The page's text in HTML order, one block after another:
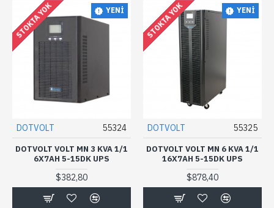
YENI
STOKTA YOK
DOTVOLT 55324
DOTVOLT VOLT MN 3 KVA 1/1
6X7AH 5-15DK UPS
$382,80
YENI
STOKTA YOK
DOTVOLT 55325
DOTVOLT VOLT MN 6 KVA 1/1
16X7AH 5-15DK UPS
$878,40